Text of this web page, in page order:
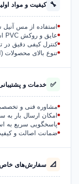
🔧 کیفیت و مواد
استفاده از مس آنیل
عایق و روکش PVC استاندارد و مقاوم
کنترل کیفی دقیق در
تنوع بالای محصولات
✅ خدمات و
مشاوره فنی و
امکان ارسال بار به
پاسخگویی سریع به
ضمانت اصالت و
📐 سفارش‌های خاص